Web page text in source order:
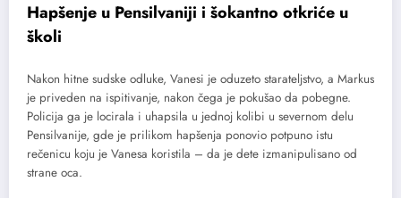
Hapšenje u Pensilvaniji i šokantno otkriće u
školi
Nakon hitne sudske odluke, Vanesi je oduzeto starateljstvo, a Markus
je priveden na ispitivanje, nakon čega je pokušao da pobegne.
Policija ga je locirala i uhapsila u jednoj kolibi u severnom delu
Pensilvanije, gde je prilikom hapšenja ponovio potpuno istu
rečenicu koju je Vanesa koristila – da je dete izmanipulisano od
strane oca.